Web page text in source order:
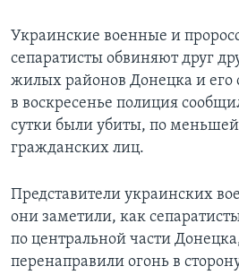
Украинские военные и
сепаратисты обвиняют друг
жилых районов Донецка и его
в воскресенье полиция
сутки были убиты, по
гражданских лиц.
Представители украинских
они заметили, как
по центральной части
перенаправили огонь в